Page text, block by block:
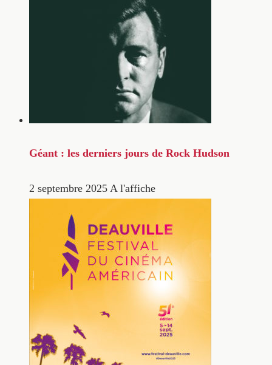
Géant : les derniers jours de Rock Hudson
2 septembre 2025 A l'affiche